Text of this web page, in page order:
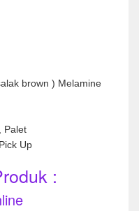
: Kayu Jati
brown ) Melamine
Palet
Up
: